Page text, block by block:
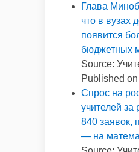
Глава
что в вузах
появится
бюджетных
Source:
Published
Спрос на
учителей за
840 заявок,
— на